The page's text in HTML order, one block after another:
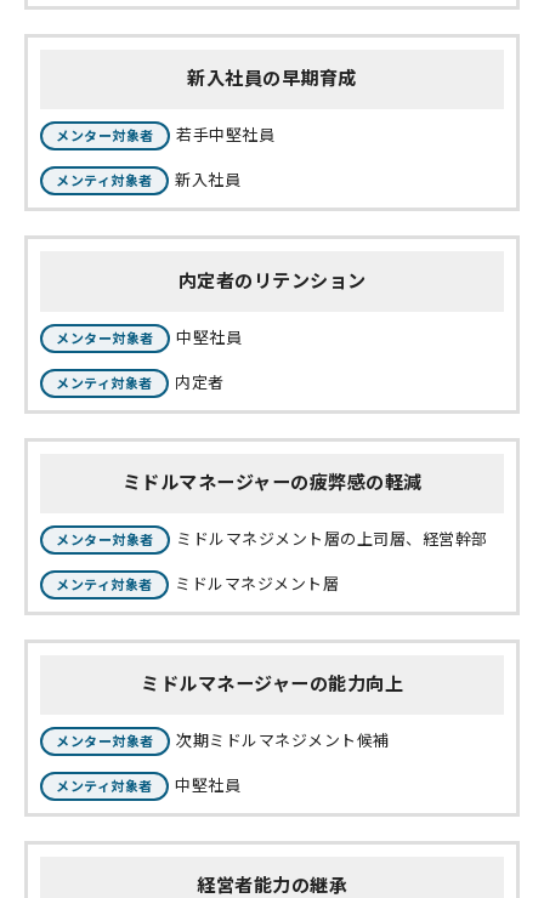
新入社員の早期育成
メンター対象者 若手中堅社員
メンティ対象者 新入社員
内定者のリテンション
メンター対象者 中堅社員
メンティ対象者 内定者
ミドルマネージャーの疲弊感の軽減
メンター対象者 ミドルマネジメント層の上司層、経営幹部
メンティ対象者 ミドルマネジメント層
ミドルマネージャーの能力向上
メンター対象者 次期ミドルマネジメント候補
メンティ対象者 中堅社員
経営者能力の継承